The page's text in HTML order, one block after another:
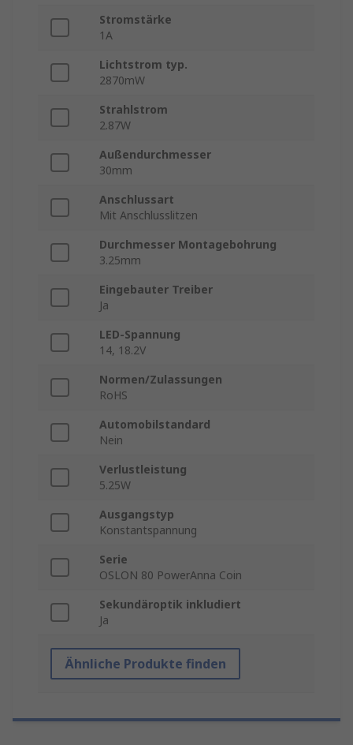
Stromstärke
1A
Lichtstrom typ.
2870mW
Strahlstrom
2.87W
Außendurchmesser
30mm
Anschlussart
Mit Anschlusslitzen
Durchmesser Montagebohrung
3.25mm
Eingebauter Treiber
Ja
LED-Spannung
14, 18.2V
Normen/Zulassungen
RoHS
Automobilstandard
Nein
Verlustleistung
5.25W
Ausgangstyp
Konstantspannung
Serie
OSLON 80 PowerAnna Coin
Sekundäroptik inkludiert
Ja
Ähnliche Produkte finden